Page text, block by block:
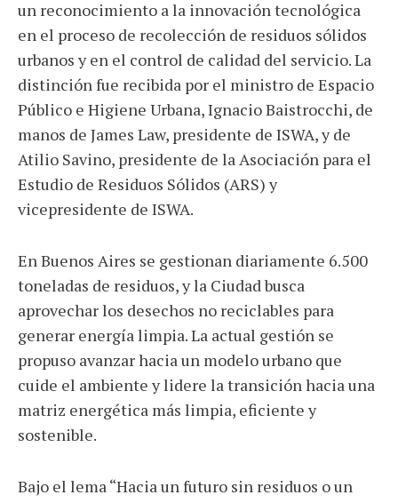
un reconocimiento a la innovación tecnológica
en el proceso de recolección de residuos sólidos
urbanos y en el control de calidad del servicio. La
distinción fue recibida por el ministro de Espacio
Público e Higiene Urbana, Ignacio Baistrocchi, de
manos de James Law, presidente de ISWA, y de
Atilio Savino, presidente de la Asociación para el
Estudio de Residuos Sólidos (ARS) y
vicepresidente de ISWA.
En Buenos Aires se gestionan diariamente 6.500
toneladas de residuos, y la Ciudad busca
aprovechar los desechos no reciclables para
generar energía limpia. La actual gestión se
propuso avanzar hacia un modelo urbano que
cuide el ambiente y lidere la transición hacia una
matriz energética más limpia, eficiente y
sostenible.
Bajo el lema “Hacia un futuro sin residuos o un